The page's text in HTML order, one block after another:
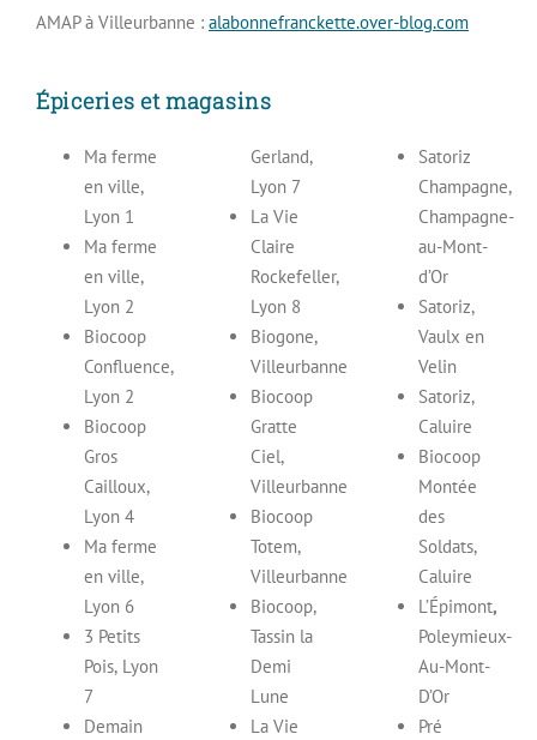
AMAP à Villeurbanne : alabonnefranckette.over-blog.com
Épiceries et magasins
Ma ferme
en ville,
Lyon 1
Ma ferme
en ville,
Lyon 2
Biocoop
Confluence,
Lyon 2
Biocoop
Gros
Cailloux,
Lyon 4
Ma ferme
en ville,
Lyon 6
3 Petits
Pois, Lyon
7
Demain
Gerland,
Lyon 7
La Vie
Claire
Rockefeller,
Lyon 8
Biogone,
Villeurbanne
Biocoop
Gratte
Ciel,
Villeurbanne
Biocoop
Totem,
Villeurbanne
Biocoop,
Tassin la
Demi
Lune
La Vie
Satoriz
Champagne,
Champagne-
au-Mont-
d’Or
Satoriz,
Vaulx en
Velin
Satoriz,
Caluire
Biocoop
Montée
des
Soldats,
Caluire
L’Épimont,
Poleymieux-
Au-Mont-
D’Or
Pré